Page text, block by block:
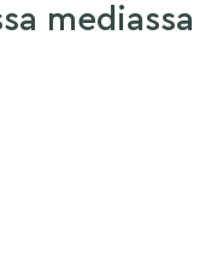
mediassa